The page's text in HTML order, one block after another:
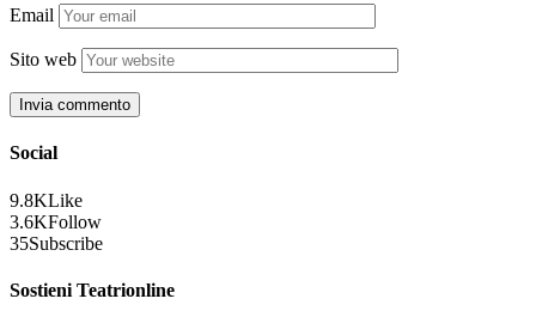
Email
Sito web
Social
9.8KLike
3.6KFollow
35Subscribe
Sostieni Teatrionline